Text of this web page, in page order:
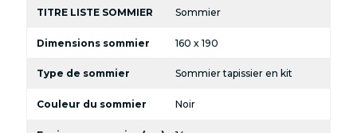
TITRE LISTE SOMMIER Sommier
Dimensions sommier 160 x 190
Type de sommier Sommier tapissier en kit
Couleur du sommier Noir